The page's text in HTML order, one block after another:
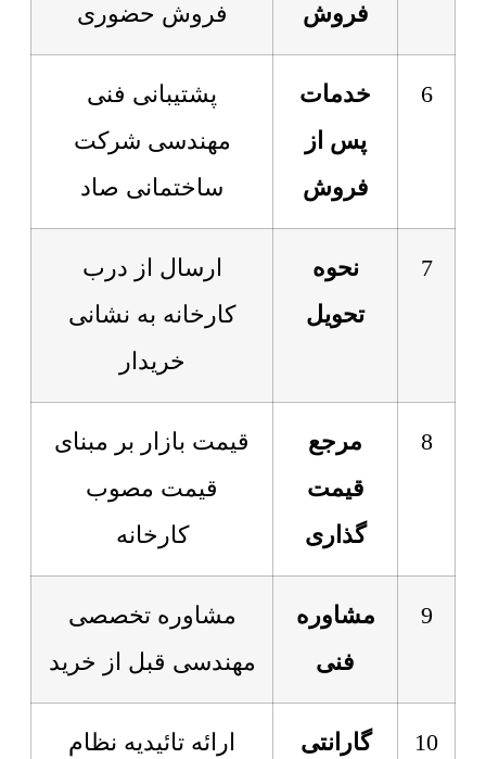
فروش
فروش حضوری
6
خدمات
پس از
فروش
پشتیبانی فنی
مهندسی شرکت
ساختمانی صاد
7
نحوه
تحویل
ارسال از درب
کارخانه به نشانی
خریدار
8
مرجع
قیمت
گذاری
قیمت بازار بر مبنای
قیمت مصوب
کارخانه
9
مشاوره
فنی
مشاوره تخصصی
مهندسی قبل از خرید
10 گارانتی
ارائه تائیدیه نظام